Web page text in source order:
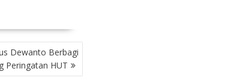
Dewanto Berbagi
Peringatan HUT